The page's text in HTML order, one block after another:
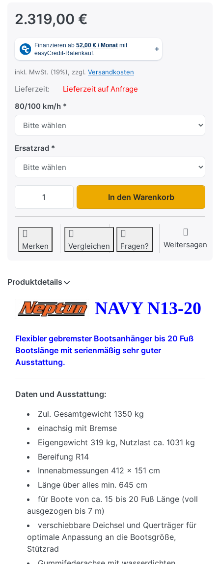
2.319,00 €
inkl. MwSt. (19%), zzgl. Versandkosten
Lieferzeit:
Lieferzeit auf Anfrage
80/100 km/h
Ersatzrad
NAVY N13-20 zu 2.319,00 €, Menge 1.
In den Warenkorb
Merken Vergleichen Fragen? Weitersagen
Produktdetails
NAVYN13-20
Flexibler gebremster Bootsanhänger bis 20 Fuß
Bootslänge mit serienmäßig sehr guter
Ausstattung.
Daten und Ausstattung:
Zul. Gesamtgewicht 1350 kg
einachsig mit Bremse
Eigengewicht 319 kg, Nutzlast ca. 1031 kg
Bereifung R14
Innenabmessungen 412 x 151 cm
Länge über alles min. 645 cm
für Boote von ca. 15 bis 20 Fuß Länge (voll
ausgezogen bis 7 m)
verschiebbare Deichsel und Querträger für
optimale Anpassung an die Bootsgröße,
Stützrad